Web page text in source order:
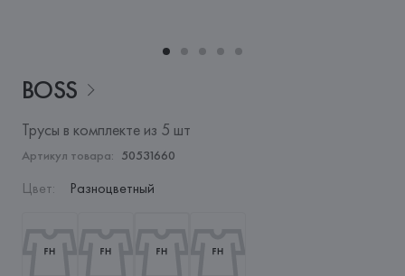
BOSS
Трусы в комплекте из 5 шт
Артикул товара: 50531660
Цвет: Разноцветный